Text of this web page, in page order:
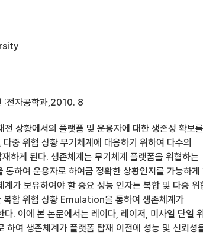
:전자공학과,2010. 8
상황에서의 플랫폼 및 운용자에 대한 생존성 확보를
중 위협 상황 무기체계에 대응하기 위하여 다수의
하게 된다. 생존체계는 무기체계 플랫폼을 위협하는
하여 운용자로 하여금 정확한 상황인지를 가능하게
가 보유하여야 할 중요 성능 인자는 복합 및 다중 위
복합 위협 상황 Emulation을 통하여 생존체계가
. 이에 본 논문에서는 레이다, 레이저, 미사일 단일
하여 생존체계가 플랫폼 탑재 이전에 성능 및 신뢰성